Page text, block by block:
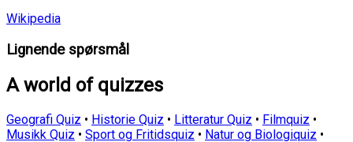
Wikipedia
Lignende spørsmål
A world of quizzes
Geografi Quiz • Historie Quiz • Litteratur Quiz • Filmquiz •
Musikk Quiz • Sport og Fritidsquiz • Natur og Biologiquiz •